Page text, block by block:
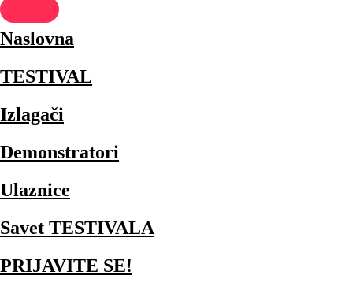
Naslovna
TESTIVAL
Izlagači
Demonstratori
Ulaznice
Savet TESTIVALA
PRIJAVITE SE!